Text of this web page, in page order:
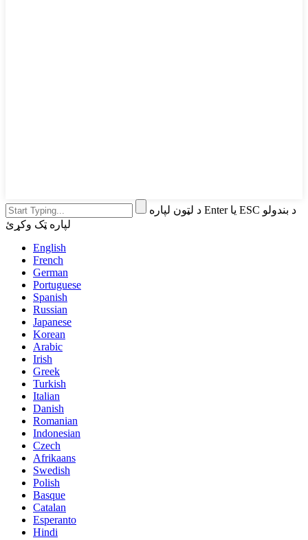
د لټون لپاره Enter یا ESC د بندولو
لپاره ټک وکړئ
English
French
German
Portuguese
Spanish
Russian
Japanese
Korean
Arabic
Irish
Greek
Turkish
Italian
Danish
Romanian
Indonesian
Czech
Afrikaans
Swedish
Polish
Basque
Catalan
Esperanto
Hindi